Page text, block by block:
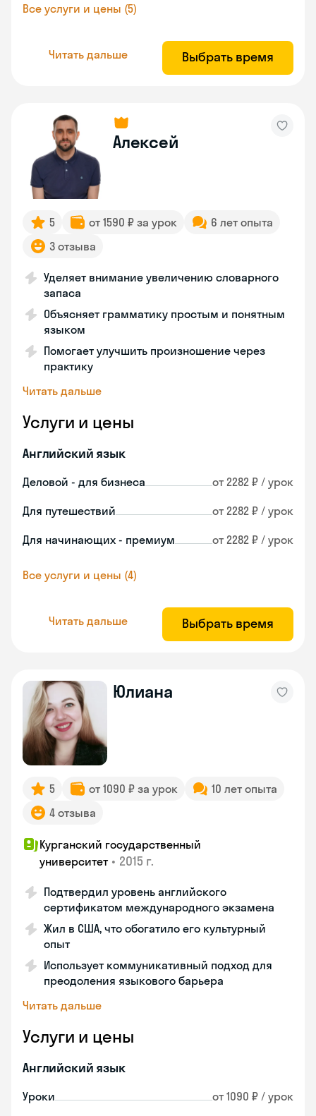
Все услуги и цены (5)
Читать дальше Выбрать время
Алексей
5 от 1590 ₽ за урок
6 лет опыта
3 отзыва
Уделяет внимание увеличению словарного
запаса
Объясняет грамматику простым и понятным
языком
Помогает улучшить произношение через
практику
Читать дальше
Услуги и цены
Английский язык
Деловой - для бизнеса от 2282 ₽ / урок
Для путешествий от 2282 ₽ / урок
Для начинающих - премиум от 2282 ₽ / урок
Все услуги и цены (4)
Читать дальше Выбрать время
Юлиана
5 от 1090 ₽ за урок
10 лет опыта
4 отзыва
Курганский государственный
университет • 2015 г.
Подтвердил уровень английского
сертификатом международного экзамена
Жил в США, что обогатило его культурный
опыт
Использует коммуникативный подход для
преодоления языкового барьера
Читать дальше
Услуги и цены
Английский язык
Уроки от 1090 ₽ / урок